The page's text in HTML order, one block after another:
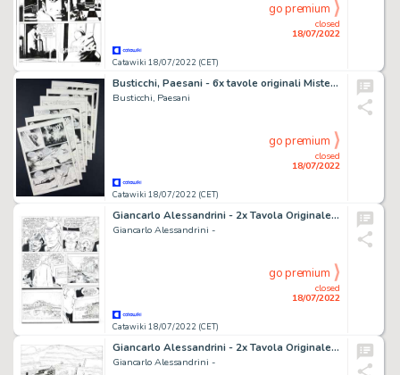
Catawiki 18/07/2022 (CET)
closed
18/07/2022
go premium
Busticchi, Paesani - 6x tavole originali Mister No "Spiagge di Fuoco" - (2000)
Busticchi, Paesani
Catawiki 18/07/2022 (CET)
closed
18/07/2022
go premium
Giancarlo Alessandrini - 2x Tavola Originale - Martin Mystere Gigante n. 1 - "Il segreto di san Nicola" - (1995)
Giancarlo Alessandrini -
Catawiki 18/07/2022 (CET)
closed
18/07/2022
go premium
Giancarlo Alessandrini - 2x Tavola Originale - Martin Mystère n. 221 - "Strano ma vero" - (2000)
Giancarlo Alessandrini -